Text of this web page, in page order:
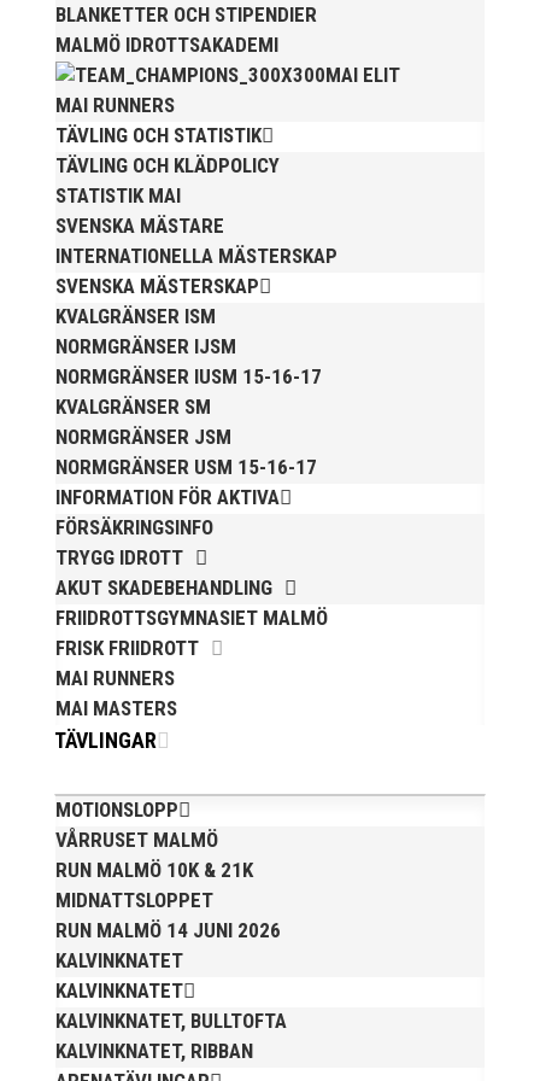
BLANKETTER OCH STIPENDIER
MALMÖ IDROTTSAKADEMI
MAI ELIT
MAI RUNNERS
TÄVLING OCH STATISTIK
TÄVLING OCH KLÄDPOLICY
STATISTIK MAI
SVENSKA MÄSTARE
INTERNATIONELLA MÄSTERSKAP
SVENSKA MÄSTERSKAP
KVALGRÄNSER ISM
NORMGRÄNSER IJSM
NORMGRÄNSER IUSM 15-16-17
KVALGRÄNSER SM
NORMGRÄNSER JSM
NORMGRÄNSER USM 15-16-17
INFORMATION FÖR AKTIVA
FÖRSÄKRINGSINFO
TRYGG IDROTT
AKUT SKADEBEHANDLING
FRIIDROTTSGYMNASIET MALMÖ
FRISK FRIIDROTT
MAI RUNNERS
MAI MASTERS
TÄVLINGAR
MOTIONSLOPP
VÅRRUSET MALMÖ
RUN MALMÖ 10K & 21K
MIDNATTSLOPPET
RUN MALMÖ 14 JUNI 2026
KALVINKNATET
KALVINKNATET
KALVINKNATET, BULLTOFTA
KALVINKNATET, RIBBAN
PUBLICERAT TIDIGARE
Bilder från Stafett-SM 2026. Foto: Thomas
Leandersson Fler bilder från MAI:s Årsmöte 2026
Anders Hallström, 55, blir ny klubbchef i MAI. Han
börjar sin anställning den 13 april. Anders har ett
Höllviken tidigare. I fortsättningen blir det dock
friidrott...